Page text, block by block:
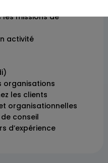
avec l’IA
missions de
activité
organisations
les clients
organisationnelles
conseil
d’expérience